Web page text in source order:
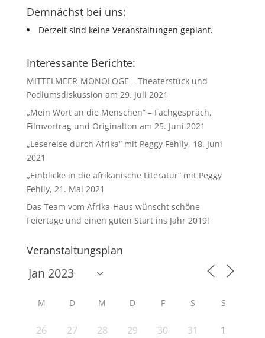
Demnächst bei uns:
Derzeit sind keine Veranstaltungen geplant.
Interessante Berichte:
MITTELMEER-MONOLOGE – Theaterstück und
Podiumsdiskussion am 29. Juli 2021
„Mein Wort an die Menschen“ – Fachgespräch,
Filmvortrag und Originalton am 25. Juni 2021
„Lesereise durch Afrika“ mit Peggy Fehily, 18. Juni
2021
„Einblicke in die afrikanische Literatur“ mit Peggy
Fehily, 21. Mai 2021
Das Team vom Afrika-Haus wünscht schöne
Feiertage und einen guten Start ins Jahr 2019!
Veranstaltungsplan
M D M D F S S
26 27 28 29 30 31 1